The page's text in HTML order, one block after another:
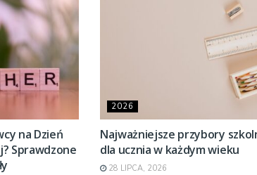
na Dzień
Sprawdzone
2026
Najważniejsze przybory
dla ucznia w każdym wieku
28 LIPCA, 2026